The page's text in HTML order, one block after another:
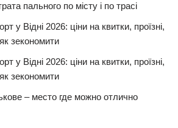
пального по місту і по трасі
у Відні 2026: ціни на квитки, проїзні,
зекономити
у Відні 2026: ціни на квитки, проїзні,
зекономити
– место где можно отлично